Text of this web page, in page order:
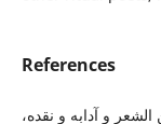
References
و آدابه و نقده،